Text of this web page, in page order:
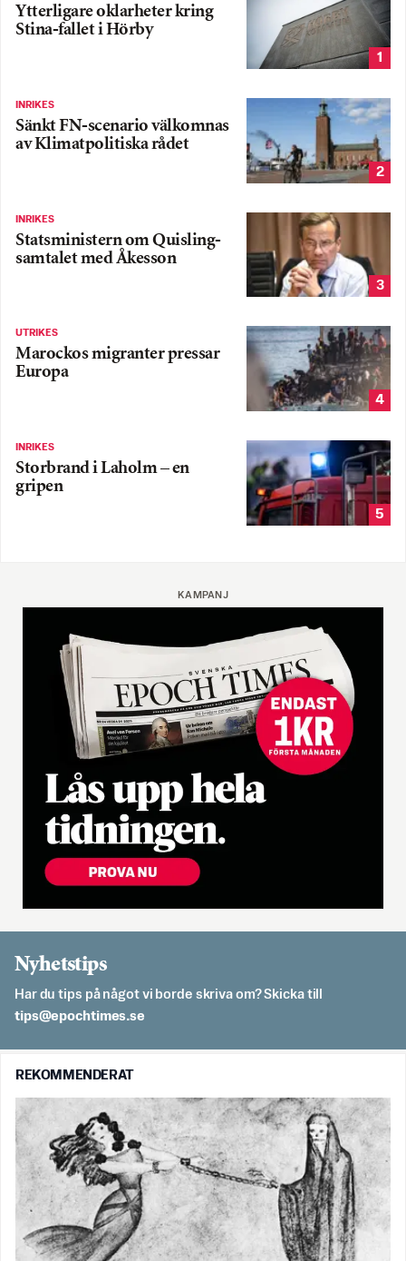
Ytterligare oklarheter kring
Stina-fallet i Hörby
1
INRIKES
Sänkt FN-scenario välkomnas
av Klimatpolitiska rådet
2
INRIKES
Statsministern om Quisling-
samtalet med Åkesson
3
UTRIKES
Marockos migranter pressar
Europa
4
INRIKES
Storbrand i Laholm – en
gripen
5
KAMPANJ
Nyhetstips
Har du tips på något vi borde skriva om? Skicka till
es.semithcope@spit
REKOMMENDERAT